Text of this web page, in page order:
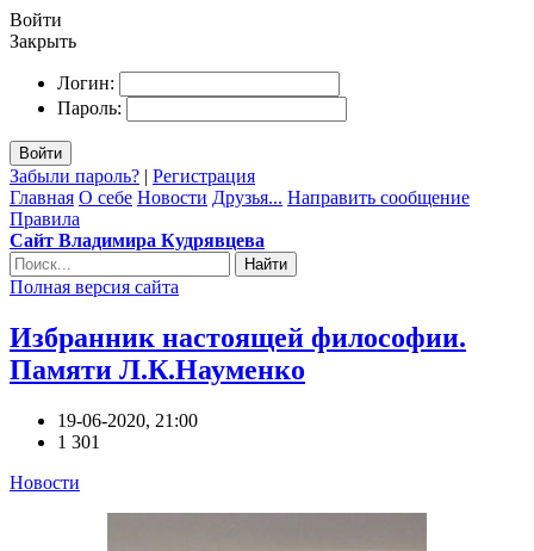
Войти
Закрыть
Логин:
Пароль:
Войти
Забыли пароль? | Регистрация
Главная О себе Новости Друзья... Направить сообщение
Правила
Сайт Владимира Кудрявцева
Найти
Полная версия сайта
Избранник настоящей философии.
Памяти Л.К.Науменко
19-06-2020, 21:00
1 301
Новости